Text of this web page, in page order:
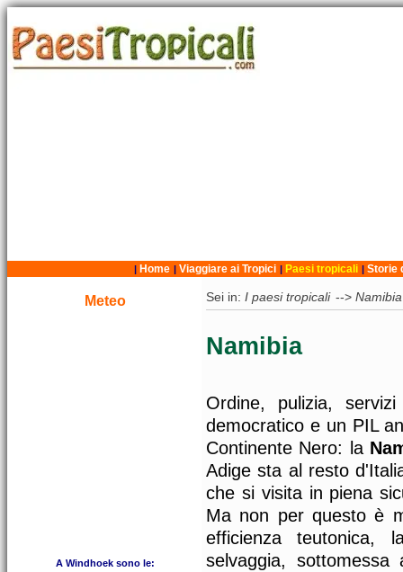
| Home | Viaggiare ai Tropici | Paesi tropicali | Storie
Meteo
A Windhoek sono le:
Sei in: I paesi tropicali --> Namibia
Namibia
Ordine, pulizia,
democratico e un PIL
Continente Nero: la
Adige sta al resto
che si visita in piena
Ma non per questo è
efficienza teutonica,
selvaggia,